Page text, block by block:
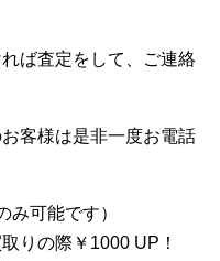
ば査定をして、ご連絡
客様は是非一度お電話
可能です）
りの際￥1000 UP！